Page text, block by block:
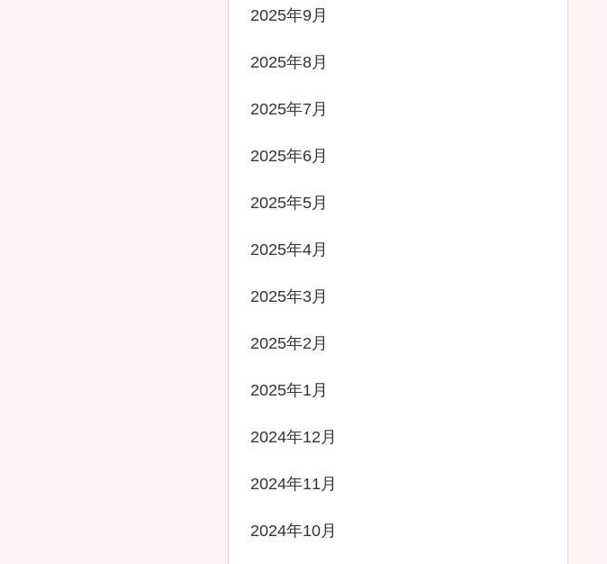
2025年9月
2025年8月
2025年7月
2025年6月
2025年5月
2025年4月
2025年3月
2025年2月
2025年1月
2024年12月
2024年11月
2024年10月